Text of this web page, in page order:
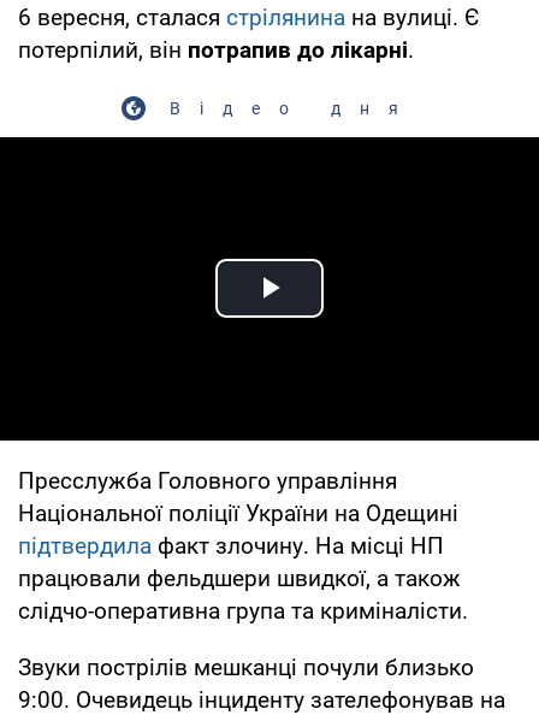
6 вересня, сталася стрілянина на вулиці. Є
потерпілий, він потрапив до лікарні.
Відео дня
Play Video
Пресслужба Головного управління
Національної поліції України на Одещині
підтвердила факт злочину. На місці НП
працювали фельдшери швидкої, а також
слідчо-оперативна група та криміналісти.
Звуки пострілів мешканці почули близько
9:00. Очевидець інциденту зателефонував на